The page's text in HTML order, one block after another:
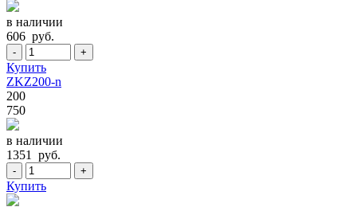
в наличии
606 руб.
- +
Купить
ZKZ200-n
200
750
в наличии
1351 руб.
- +
Купить